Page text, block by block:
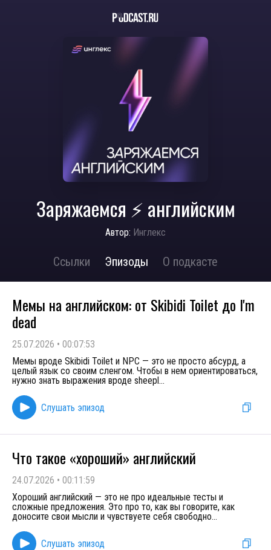
Заряжаемся ⚡ английским
Автор: Инглекс
Ссылки Эпизоды О подкасте
Мемы на английском: от Skibidi Toilet до I'm
dead
25.07.2026 • 00:07:53
Мемы вроде Skibidi Toilet и NPC — это не просто абсурд, а
целый язык со своим сленгом. Чтобы в нем ориентироваться,
нужно знать выражения вроде sheepl...
Слушать эпизод
Что такое «хороший» английский
24.07.2026 • 00:11:59
Хороший английский — это не про идеальные тесты и
сложные предложения. Это про то, как вы говорите, как
доносите свои мысли и чувствуете себя свободно...
Слушать эпизод